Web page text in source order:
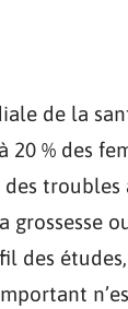
de la
20 % des
troubles
grossesse
des